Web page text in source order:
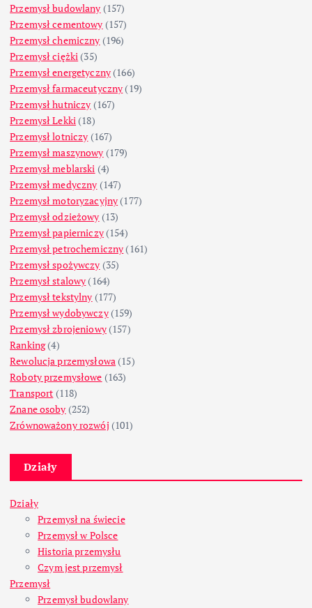
Przemysł budowlany (157)
Przemysł cementowy (157)
Przemysł chemiczny (196)
Przemysł ciężki (35)
Przemysł energetyczny (166)
Przemysł farmaceutyczny (19)
Przemysł hutniczy (167)
Przemysł Lekki (18)
Przemysł lotniczy (167)
Przemysł maszynowy (179)
Przemysł meblarski (4)
Przemysł medyczny (147)
Przemysł motoryzacyjny (177)
Przemysł odzieżowy (13)
Przemysł papierniczy(154)
Przemysł petrochemiczny (161)
Przemysł spożywczy (35)
Przemysł stalowy (164)
Przemysł tekstylny (177)
Przemysł wydobywczy(159)
Przemysł zbrojeniowy(157)
Ranking(4)
Rewolucja przemysłowa (15)
Roboty przemysłowe (163)
Transport (118)
Znane osoby (252)
Zrównoważony rozwój (101)
Działy
Działy
Przemysł na świecie
Przemysł w Polsce
Historia przemysłu
Czym jest przemysł
Przemysł
Przemysł budowlany